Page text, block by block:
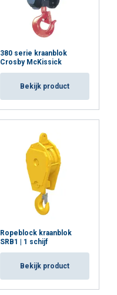
380 serie kraanblok
Crosby McKissick
Bekijk product
Ropeblock kraanblok
SRB1 | 1 schijf
Bekijk product